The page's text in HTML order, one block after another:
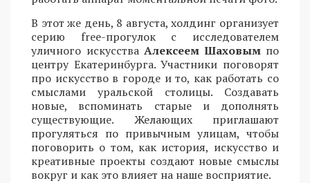
В этот же день, 8 августа, холдинг организует
серию free-прогулок с исследователем
уличного искусства Алексеем Шаховым по
центру Екатеринбурга. Участники поговорят
про искусство в городе и то, как работать со
смыслами уральской столицы. Создавать
новые, вспоминать старые и дополнять
существующие. Желающих приглашают
прогуляться по привычным улицам, чтобы
поговорить о том, как история, искусство и
креативные проекты создают новые смыслы
вокруг и как это влияет на наше восприятие.